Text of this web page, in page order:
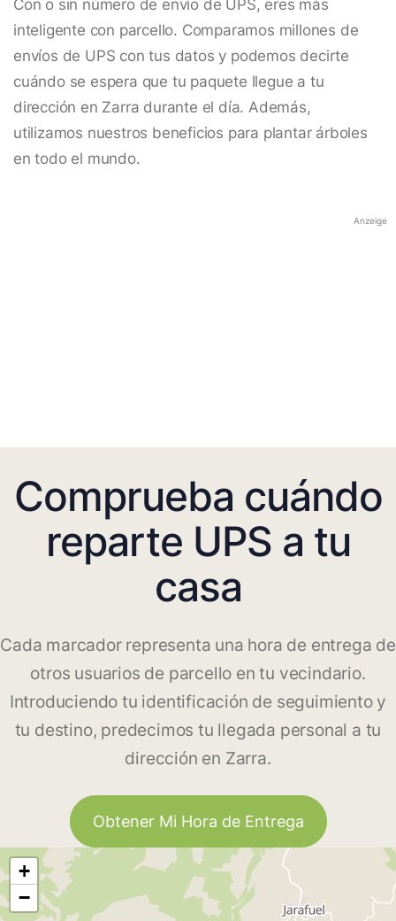
Con o sin número de envío de UPS, eres más
inteligente con parcello. Comparamos millones de
envíos de UPS con tus datos y podemos decirte
cuándo se espera que tu paquete llegue a tu
dirección en Zarra durante el día. Además,
utilizamos nuestros beneficios para plantar árboles
en todo el mundo.
Anzeige
Comprueba cuándo
reparte UPS a tu
casa
Cada marcador representa una hora de entrega de
otros usuarios de parcello en tu vecindario.
Introduciendo tu identificación de seguimiento y
tu destino, predecimos tu llegada personal a tu
dirección en Zarra.
Obtener Mi Hora de Entrega
+
−